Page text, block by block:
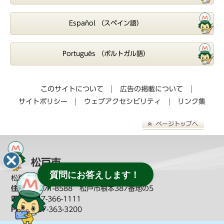
Español （スペイン語）
Português （ポルトガル語）
このサイトについて
広告の掲載について
サイトポリシー
ウェブアクセシビリティ リンク集
松戸市
松戸市役所（教育委員会へのお問い合わせ
住所：〒271-8588 松戸市根本387番地の5
電話：047-366-1111
FAX：047-363-3200
質問にお答えします！